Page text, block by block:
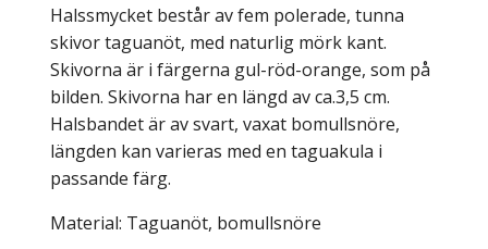
Halssmycket består av fem polerade, tunna
skivor taguanöt, med naturlig mörk kant.
Skivorna är i färgerna gul-röd-orange, som på
bilden. Skivorna har en längd av ca.3,5 cm.
Halsbandet är av svart, vaxat bomullsnöre,
längden kan varieras med en taguakula i
passande färg.
Material: Taguanöt, bomullsnöre